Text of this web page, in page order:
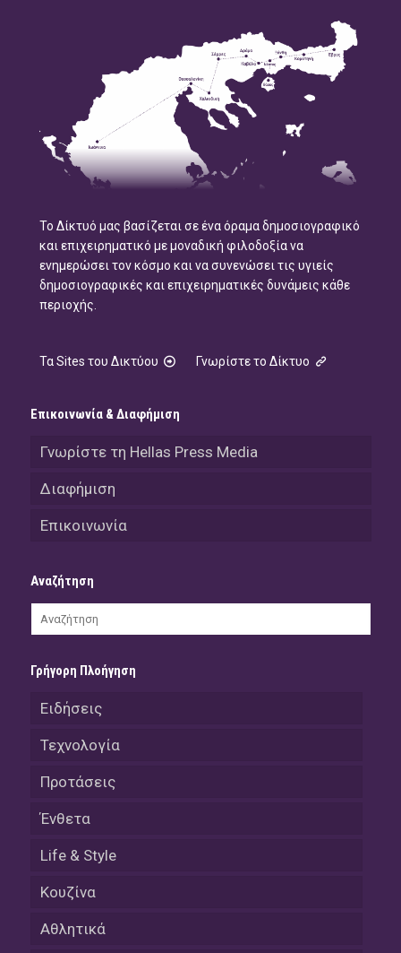
Το Δίκτυό μας βασίζεται σε ένα όραμα δημοσιογραφικό
και επιχειρηματικό με μοναδική φιλοδοξία να
ενημερώσει τον κόσμο και να συνενώσει τις υγιείς
δημοσιογραφικές και επιχειρηματικές δυνάμεις κάθε
περιοχής.
Τα Sites του Δικτύου Γνωρίστε το Δίκτυο
Επικοινωνία & Διαφήμιση
Γνωρίστε τη Hellas Press Media
Διαφήμιση
Επικοινωνία
Αναζήτηση
Γρήγορη Πλοήγηση
Ειδήσεις
Τεχνολογία
Προτάσεις
Ένθετα
Life & Style
Κουζίνα
Αθλητικά